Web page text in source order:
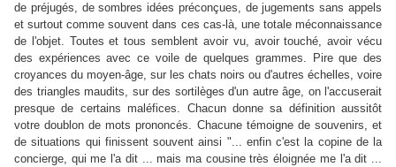
de préjugés, de sombres idées préconçues, de jugements sans appels
et surtout comme souvent dans ces cas-là, une totale méconnaissance
de l'objet. Toutes et tous semblent avoir vu, avoir touché, avoir vécu
des expériences avec ce voile de quelques grammes. Pire que des
croyances du moyen-âge, sur les chats noirs ou d'autres échelles, voire
des triangles maudits, sur des sortilèges d'un autre âge, on l'accuserait
presque de certains maléfices. Chacun donne sa définition aussitôt
votre doublon de mots prononcés. Chacune témoigne de souvenirs, et
de situations qui finissent souvent ainsi "... enfin c'est la copine de la
concierge, qui me l'a dit ... mais ma cousine très éloignée me l'a dit ...